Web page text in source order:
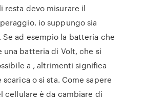
resta devo misurare il
io suppungo sia
ad esempio la batteria che
una batteria di Volt, che si
a , altrimenti significa
o si sta. Come sapere
cellulare è da cambiare di